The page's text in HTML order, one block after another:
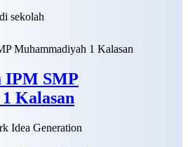
sekolah
IPM SMP
Kalasan